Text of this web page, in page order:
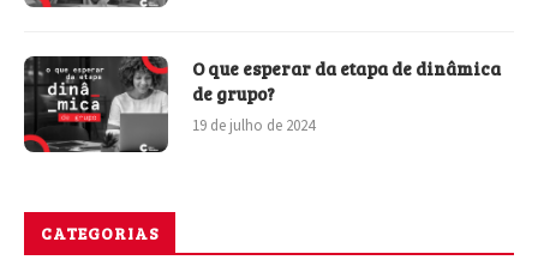
O que esperar da etapa de dinâmica
de grupo?
19 de julho de 2024
CATEGORIAS